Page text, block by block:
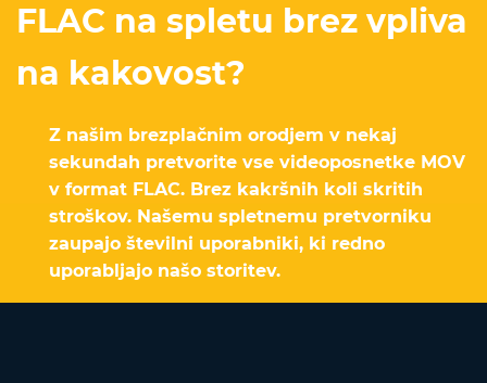
FLAC na spletu brez vpliva
na kakovost?
Z našim brezplačnim orodjem v nekaj
sekundah pretvorite vse videoposnetke MOV
v format FLAC. Brez kakršnih koli skritih
stroškov. Našemu spletnemu pretvorniku
zaupajo številni uporabniki, ki redno
uporabljajo našo storitev.